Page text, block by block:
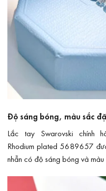
Độ sáng bóng, màu sắc
Lắc tay Swarovski chính
Rhodium plated 5689657
nhẫn có độ sáng bóng và